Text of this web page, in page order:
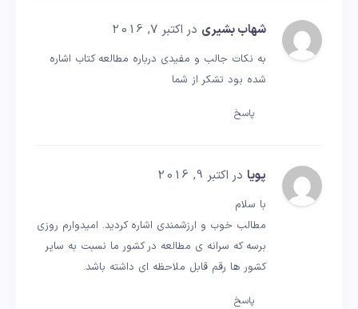
شهاب بشیری در اکتبر 7, 2016
به نکات جالب و مفیدی درباره مطالعه کتاب اشاره
شده بود تشکر از شما
پاسخ
پویا در اکتبر 9, 2016
با سلام
مطالب خوب و ارزشمندی اشاره کردید. امیدوارم روزی
برسه که سرانه ی مطالعه در کشور ما نسبت به سایر
کشور ها رقم قابل ملاحظه ای داشته باشد.
پاسخ